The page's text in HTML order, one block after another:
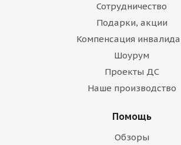
Сотрудничество
Подарки, акции
Компенсация
Шоурум
Проекты ДС
Наше производство
Помощь
Обзоры